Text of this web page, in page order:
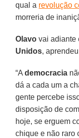
qual a revolução
morreria de
Olavo vai adiante
Unidos,
“Ademocracia
dá a cada um a
gente percebe
disposição de
hoje, se erguem
chique e não raro